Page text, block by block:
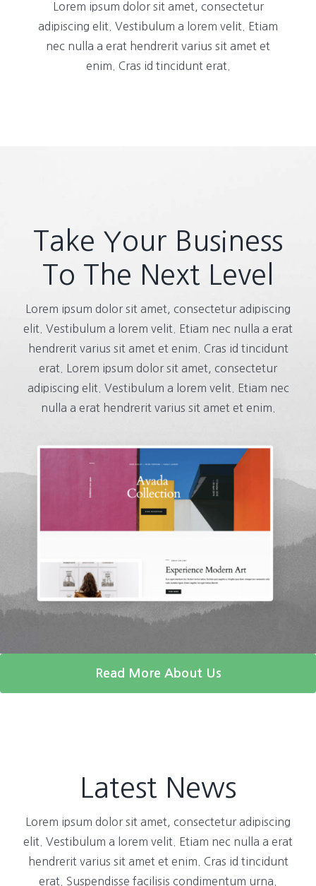
Lorem ipsum dolor sit amet, consectetur
adipiscing elit. Vestibulum a lorem velit. Etiam
nec nulla a erat hendrerit varius sit amet et
enim. Cras id tincidunt erat.
Take Your Business
To The Next Level
Lorem ipsum dolor sit amet, consectetur adipiscing
elit. Vestibulum a lorem velit. Etiam nec nulla a erat
hendrerit varius sit amet et enim. Cras id tincidunt
erat. Lorem ipsum dolor sit amet, consectetur
adipiscing elit. Vestibulum a lorem velit. Etiam nec
nulla a erat hendrerit varius sit amet et enim.
Read More About Us
Latest News
Lorem ipsum dolor sit amet, consectetur adipiscing
elit. Vestibulum a lorem velit. Etiam nec nulla a erat
hendrerit varius sit amet et enim. Cras id tincidunt
erat. Suspendisse facilisis condimentum urna.